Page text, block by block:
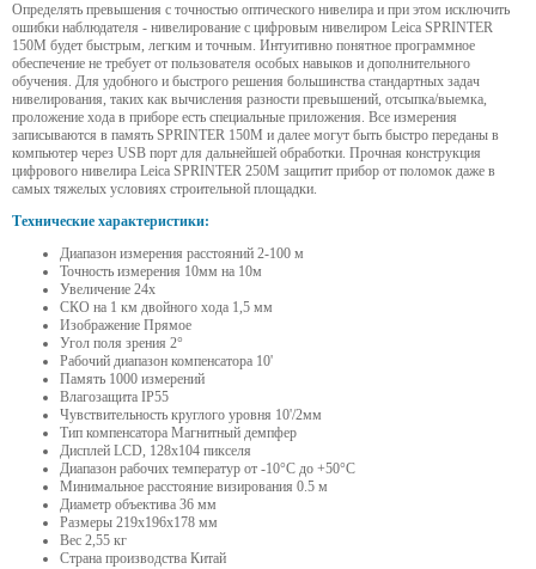
Определять превышения с точностью оптического нивелира и при этом исключить
ошибки наблюдателя - нивелирование с цифровым нивелиром Leica SPRINTER
150M будет быстрым, легким и точным. Интуитивно понятное программное
обеспечение не требует от пользователя особых навыков и дополнительного
обучения. Для удобного и быстрого решения большинства стандартных задач
нивелирования, таких как вычисления разности превышений, отсыпка/выемка,
проложение хода в приборе есть специальные приложения. Все измерения
записываются в память SPRINTER 150M и далее могут быть быстро переданы в
компьютер через USB порт для дальнейшей обработки. Прочная конструкция
цифрового нивелира Leica SPRINTER 250M защитит прибор от поломок даже в
самых тяжелых условиях строительной площадки.
Технические характеристики:
Диапазон измерения расстояний 2-100 м
Точность измерения 10мм на 10м
Увеличение 24х
СКО на 1 км двойного хода 1,5 мм
Изображение Прямое
Угол поля зрения 2°
Рабочий диапазон компенсатора 10'
Память 1000 измерений
Влагозащита IP55
Чувствительность круглого уровня 10'/2мм
Тип компенсатора Магнитный демпфер
Дисплей LCD, 128х104 пикселя
Диапазон рабочих температур от -10°C до +50°C
Минимальное расстояние визирования 0.5 м
Диаметр объектива 36 мм
Размеры 219х196х178 мм
Вес 2,55 кг
Страна производства Китай